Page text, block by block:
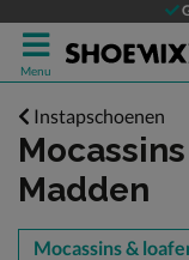
Menu
Instapschoenen
Madden
over
Mocassins &